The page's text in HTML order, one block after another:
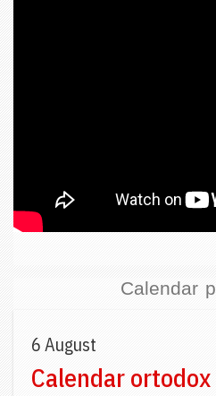
Calendar
6 August
Calendar ortodox